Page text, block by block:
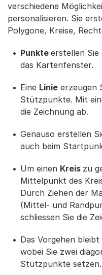
verschiedene
personalisieren. Sie
Polygone, Kreise,
Punkte erstellen Sie
das Kartenfenster.
Eine Linie erzeugen
Stützpunkte. Mit
die Zeichnung ab.
Genauso erstellen
auch beim
Um einen Kreis zu
Mittelpunkt des
Durch Ziehen der
(Mittel- und
schliessen Sie die
Das Vorgehen
wobei Sie zwei
Stützpunkte setzen.